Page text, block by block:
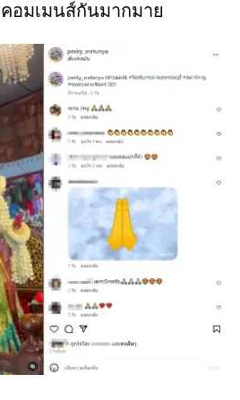
อมเมนส์กันมากมาย